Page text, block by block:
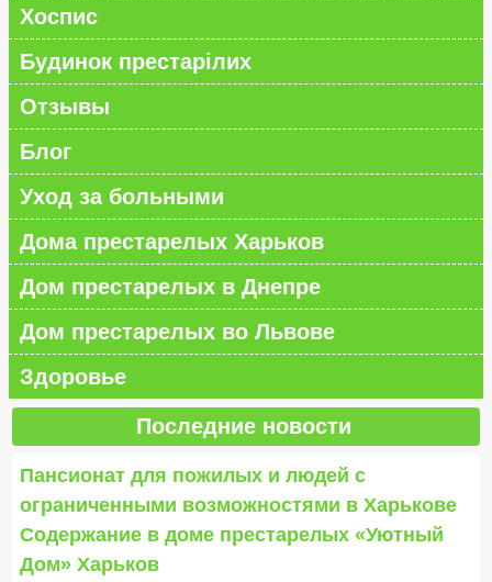
Хоспис
Будинок престарілих
Отзывы
Блог
Уход за больными
Дома престарелых Харьков
Дом престарелых в Днепре
Дом престарелых во Львове
Здоровье
Последние новости
Пансионат для пожилых и людей с
ограниченными возможностями в Харькове
Содержание в доме престарелых «Уютный
Дом» Харьков